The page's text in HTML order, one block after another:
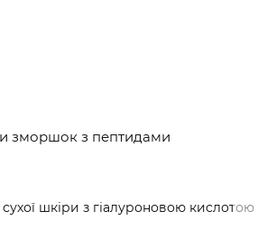
зморшок з пептидами